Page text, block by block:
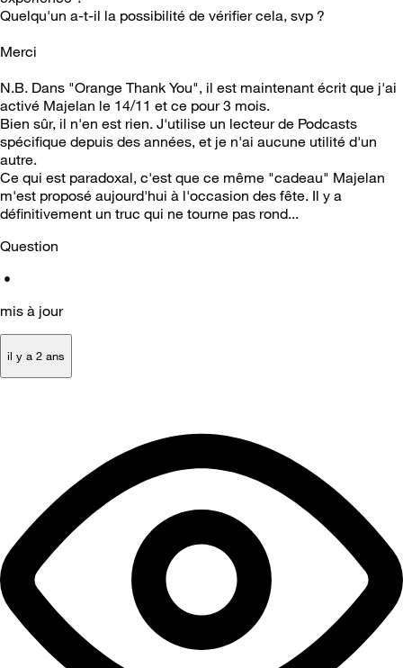
Quelqu'un a-t-il la possibilité de vérifier cela, svp ?
Merci
N.B. Dans "Orange Thank You", il est maintenant écrit que j'ai
activé Majelan le 14/11 et ce pour 3 mois.
Bien sûr, il n'en est rien. J'utilise un lecteur de Podcasts
spécifique depuis des années, et je n'ai aucune utilité d'un
autre.
Ce qui est paradoxal, c'est que ce même "cadeau" Majelan
m'est proposé aujourd'hui à l'occasion des fête. Il y a
définitivement un truc qui ne tourne pas rond...
Question
•
mis à jour
il y a 2 ans